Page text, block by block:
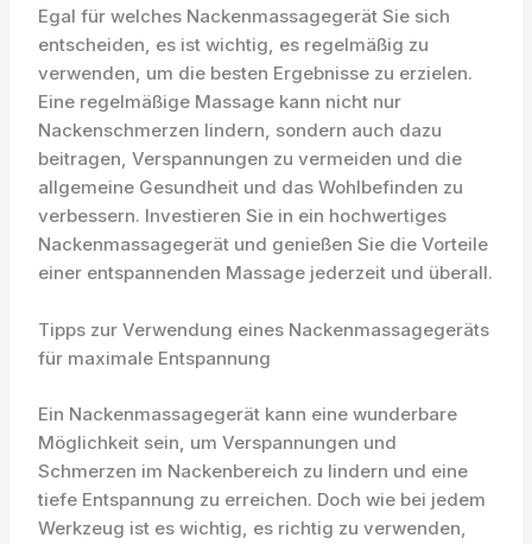
Egal für welches Nackenmassagegerät Sie sich
entscheiden, es ist wichtig, es regelmäßig zu
verwenden, um die besten Ergebnisse zu erzielen.
Eine regelmäßige Massage kann nicht nur
Nackenschmerzen lindern, sondern auch dazu
beitragen, Verspannungen zu vermeiden und die
allgemeine Gesundheit und das Wohlbefinden zu
verbessern. Investieren Sie in ein hochwertiges
Nackenmassagegerät und genießen Sie die Vorteile
einer entspannenden Massage jederzeit und überall.
Tipps zur Verwendung eines Nackenmassagegeräts
für maximale Entspannung
Ein Nackenmassagegerät kann eine wunderbare
Möglichkeit sein, um Verspannungen und
Schmerzen im Nackenbereich zu lindern und eine
tiefe Entspannung zu erreichen. Doch wie bei jedem
Werkzeug ist es wichtig, es richtig zu verwenden,